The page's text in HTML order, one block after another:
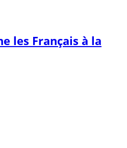
les Français à la